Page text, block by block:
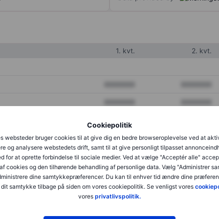
Cookiepolitik
websteder bruger cookies til at give dig en bedre browseroplevelse ved at
og analysere webstedets drift, samt til at give personligt tilpasset
for at oprette forbindelse til sociale medier. Ved at vælge "Acceptér alle"
cookies og den tilhørende behandling af personlige data. Vælg "Administrer
dine samtykkepræferencer. Du kan til enhver tid ændre dine
samtykke tilbage på siden om vores cookiepolitik. Se venligst vores
vores privatlivspolitik.
1. kvt. 2. kvt.
XXXXXXX XXXXXXX
XXXXXXX